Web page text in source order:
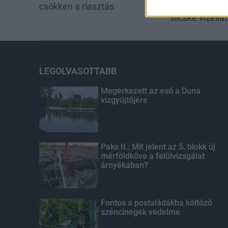
csökken a riasztás
Bicske
LEGOLVASOTTABB
Megérkezett az eső a Duna
vízgyűjtőjére
Paks II.: Mit jelent az 5. blokk új
mérföldköve a felülvizsgálat
árnyékában?
Fontos a postaládákba költöző
széncinegék védelme